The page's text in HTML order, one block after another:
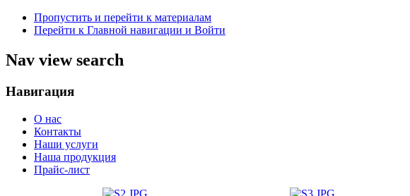
Пропустить и перейти к материалам
Перейти к Главной навигации и Войти
Nav view search
Навигация
О нас
Контакты
Наши услуги
Наша продукция
Прайс-лист